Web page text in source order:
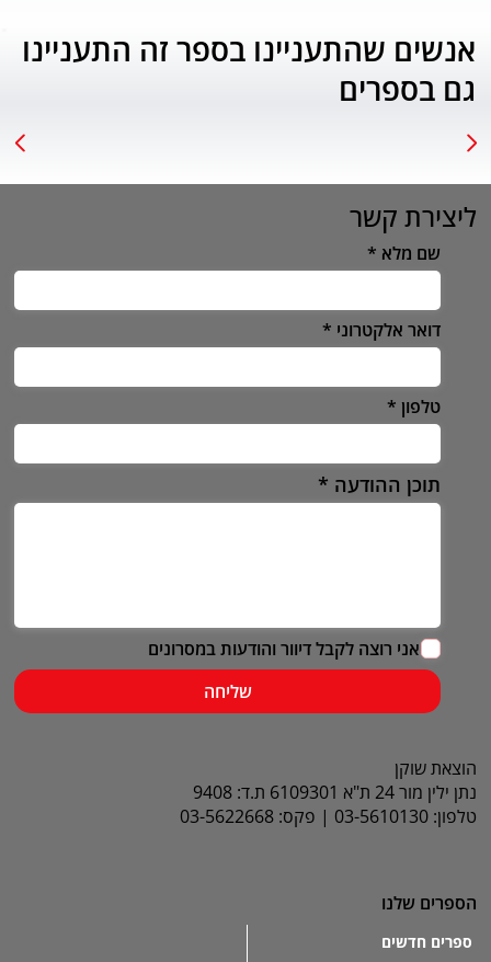
אנשים שהתעניינו בספר זה התעניינו
גם בספרים
ליצירת קשר
שם מלא
דואר אלקטרוני
טלפון
תוכן ההודעה
אני רוצה לקבל דיוור והודעות במסרונים
שליחה
הוצאת שוקן
נתן ילין מור 24 ת"א 6109301 ת.ד: 9408
טלפון: 03-5610130 | פקס: 03-5622668
הספרים שלנו
ספרים חדשים